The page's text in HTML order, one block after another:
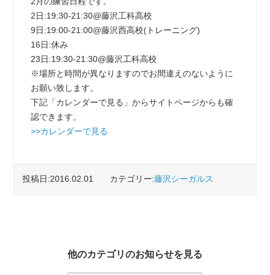
2日:19:30-21:30@藤沢工科高校
9日:19:00-21:00@藤沢西高校(トレーニング)
16日:休み
23日:19:30-21:30@藤沢工科高校
※場所と時間が異なりますのでお間違えのないように
お願い致します。
下記「カレンダーで見る」からサイトページからも確
認できます。
>>カレンダーで見る
投稿日:2016.02.01 カテゴリー:藤沢シーガルス
他のカテゴリのお知らせを見る